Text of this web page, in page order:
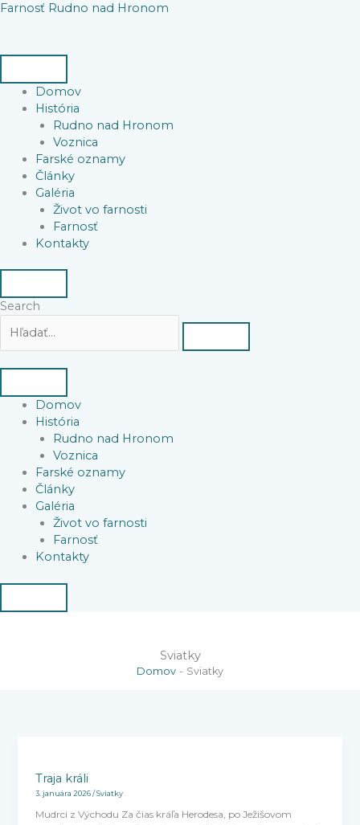
Preskočiť
Farnosť Rudno nad Hronom
Domov
História
Rudno nad Hronom
Voznica
Farské oznamy
Články
Galéria
Život vo farnosti
Farnosť
Kontakty
Search
Domov
História
Rudno nad Hronom
Voznica
Farské oznamy
Články
Galéria
Život vo farnosti
Farnosť
Kontakty
Sviatky
Domov Sviatky
Traja králi
3. januára 2026/Sviatky
Mudrci z Východu Za čias kráľa Herodesa, po Ježišovom